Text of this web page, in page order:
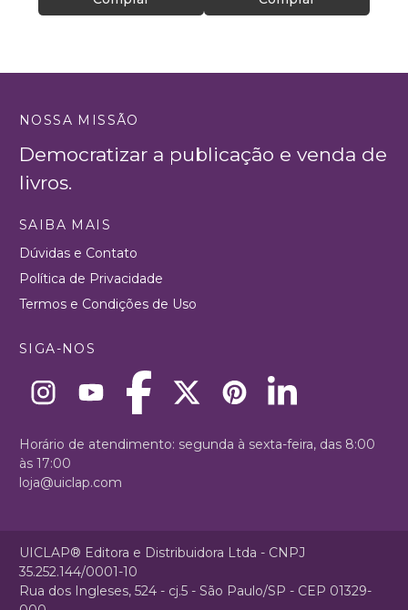
NOSSA MISSÃO
Democratizar a publicação e venda de
livros.
SAIBA MAIS
Dúvidas e Contato
Política de Privacidade
Termos e Condições de Uso
SIGA-NOS
Horário de atendimento: segunda à sexta-feira, das 8:00
às 17:00
loja@uiclap.com
UICLAP® Editora e Distribuidora Ltda - CNPJ
35.252.144/0001-10
Rua dos Ingleses, 524 - cj.5 - São Paulo/SP - CEP 01329-